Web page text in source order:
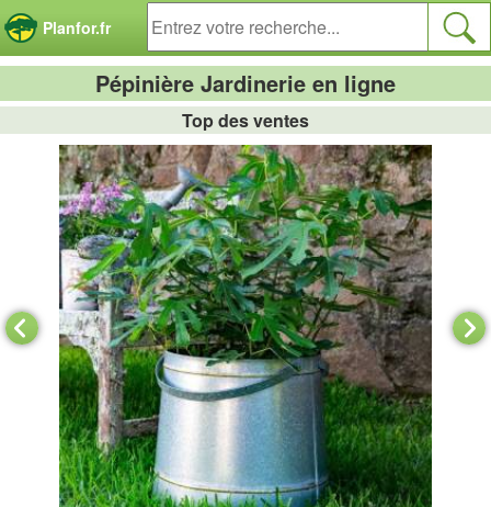
Planfor.fr
Pépinière Jardinerie en ligne
Top des ventes
Panneau de gestion des cookies